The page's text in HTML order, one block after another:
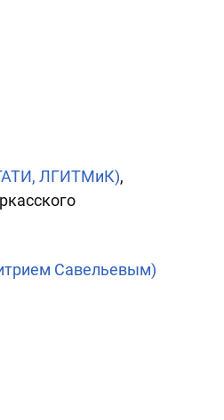
ЛГИТМиК),
Савельевым)